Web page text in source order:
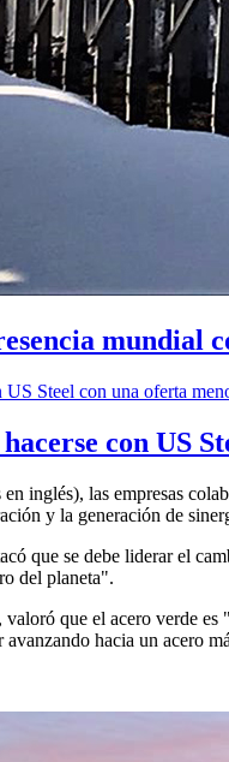
mundial
con US
inglés), las empresas
y la generación de
que se debe liderar el
del planeta".
, valoró que el acero verde
hacia un acero